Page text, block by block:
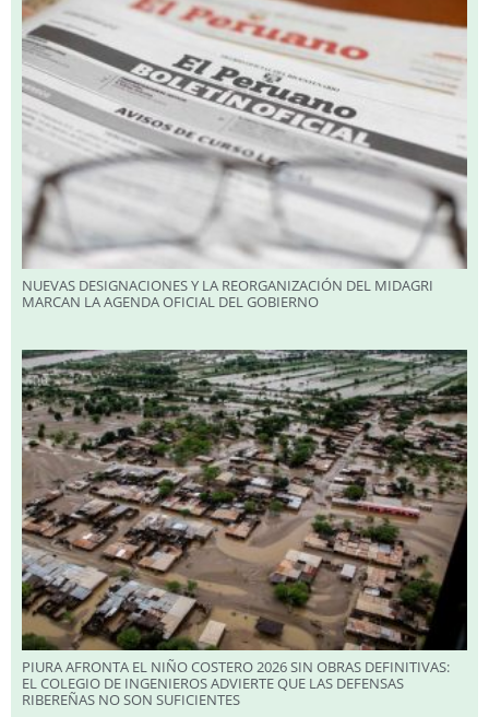
NUEVAS DESIGNACIONES Y LA REORGANIZACIÓN DEL MIDAGRI
MARCAN LA AGENDA OFICIAL DEL GOBIERNO
PIURA AFRONTA EL NIÑO COSTERO 2026 SIN OBRAS DEFINITIVAS:
EL COLEGIO DE INGENIEROS ADVIERTE QUE LAS DEFENSAS
RIBEREÑAS NO SON SUFICIENTES